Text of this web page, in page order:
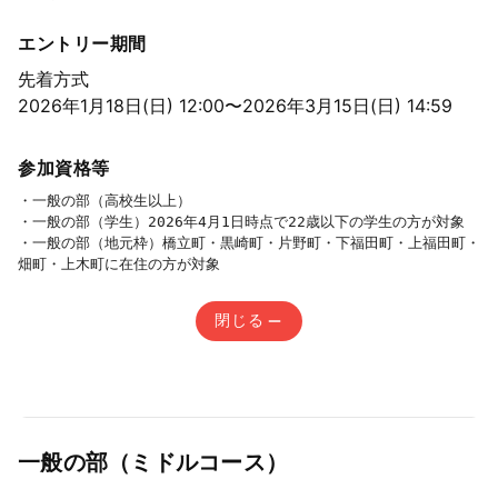
エントリー期間
先着方式
2026年1月18日(日) 12:00〜2026年3月15日(日) 14:59
参加資格等
・一般の部（高校生以上）
・一般の部（学生）2026年4月1日時点で22歳以下の学生の方が対象
・一般の部（地元枠）橋立町・黒崎町・片野町・下福田町・上福田町・
畑町・上木町に在住の方が対象
閉じる
一般の部（ミドルコース）